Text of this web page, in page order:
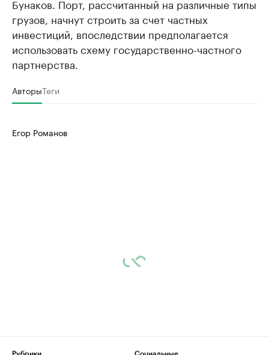
Бунаков. Порт, рассчитанный на различные типы
грузов, начнут строить за счет частных
инвестиций, впоследствии предполагается
использовать схему государственно-частного
партнерства.
АвторыТеги
Егор Романов